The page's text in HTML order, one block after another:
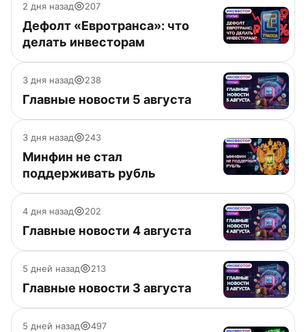
2 дня назад 207
Дефолт «Евротранса»: что
делать инвесторам
3 дня назад 238
Главные новости 5 августа
3 дня назад 243
Минфин не стал
поддерживать рубль
4 дня назад 202
Главные новости 4 августа
5 дней назад 213
Главные новости 3 августа
5 дней назад 497